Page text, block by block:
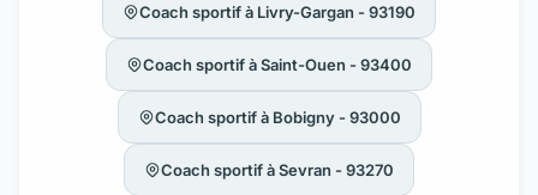
Coach sportif à Livry-Gargan - 93190
Coach sportif à Saint-Ouen - 93400
Coach sportif à Bobigny - 93000
Coach sportif à Sevran - 93270